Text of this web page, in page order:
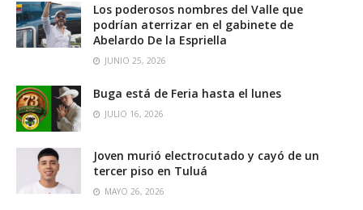
Los poderosos nombres del Valle que
podrían aterrizar en el gabinete de
Abelardo De la Espriella
JUNIO 25, 2026
Buga está de Feria hasta el lunes
JULIO 16, 2026
Joven murió electrocutado y cayó de un
tercer piso en Tuluá
MAYO 26, 2026